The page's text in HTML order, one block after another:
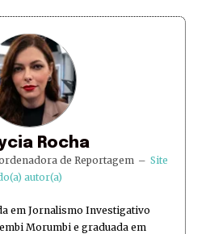
Rocha
de Reportagem – Site
autor(a)
em Jornalismo Investigativo
Morumbi e graduada em